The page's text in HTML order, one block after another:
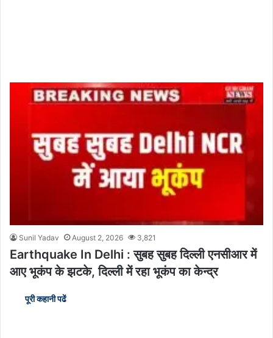
Sunil Yadav August 2, 2026 3,821
Earthquake In Delhi : सुबह सुबह दिल्ली एनसीआर में
आए भूकंप के झटके, दिल्ली में रहा भूकंप का केन्द्र
पूरी कहानी पढें